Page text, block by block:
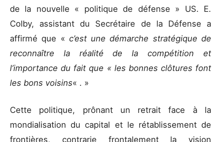
de la nouvelle « politique de défense » US. E.
Colby, assistant du Secrétaire de la Défense a
affirmé que « c’est une démarche stratégique de
reconnaître la réalité de la compétition et
l’importance du fait que « les bonnes clôtures font
les bons voisins« . »
Cette politique, prônant un retrait face à la
mondialisation du capital et le rétablissement de
frontières, contrarie frontalement la vision